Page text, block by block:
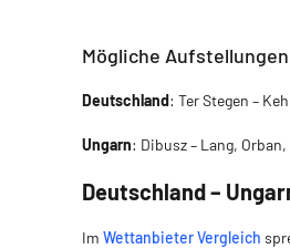
Mögliche
Deutschland: Ter Stegen –
Ungarn: Dibusz – Lang,
Deutschland –
Im Wettanbieter Vergleich